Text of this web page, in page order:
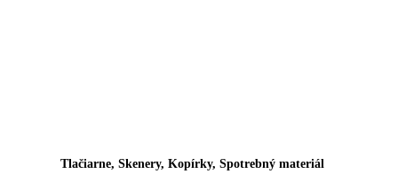
Tlačiarne, Skenery, Kopírky, Spotrebný materiál